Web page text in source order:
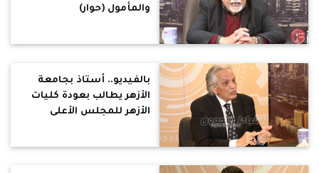
والمأمول (حوار)
بالفيديو.. أستاذ بجامعة
الأزهر يطالب بعودة كليات
الأزهر للمجلس الأعلى